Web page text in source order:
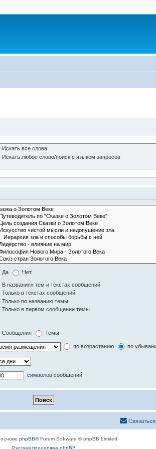
Искать все слова
Искать любое слово/поиск с языком запросов
Да Нет
В названиях тем и текстах сообщений
Только в текстах сообщений
Только по названию темы
Только в первом сообщении темы
Сообщения Темы
по возрастанию по
символов сообщений
phpBB® Forum Software © phpBB Limited
Русская поддержка phpBB